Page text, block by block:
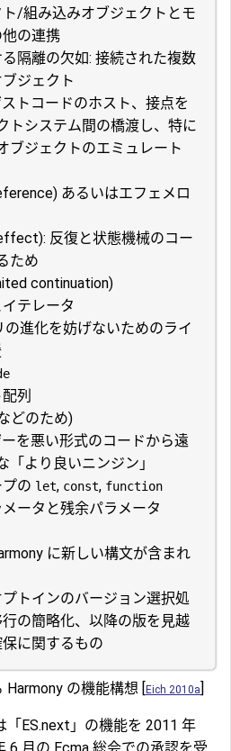
/組み込みオブジェクトとモ
の連携
隔離の欠如: 接続された複数
ジェクト
トコードのホスト、接点を
トシステム間の橋渡し、特に
ブジェクトのエミュレート
あるいはエフェメロ
反復と状態機械のコー
ため
continuation)
テレータ
進化を妨げないためのライ
列
どのため)
を悪い形式のコードから遠
「より良いニンジン」
の let, const, function
ータと残余パラメータ
に新しい構文が含まれ
トインのバージョン選択処
の簡略化、以降の版を見越
に関するもの
Harmony の機能構想 [Eich 2010a]
「ES.next」の機能を 2011 年